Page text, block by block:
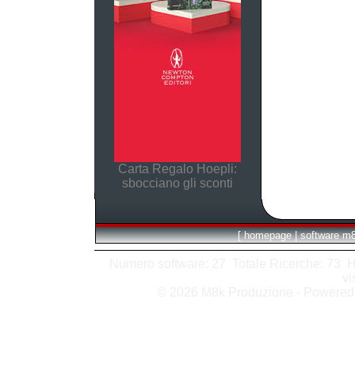
Carta Regalo Hoepli:
sbocciano gli sconti
[ homepage | software